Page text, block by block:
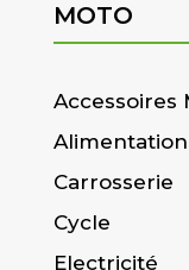
MOTO
Accessoires
Alimentation
Carrosserie
Cycle
Electricité